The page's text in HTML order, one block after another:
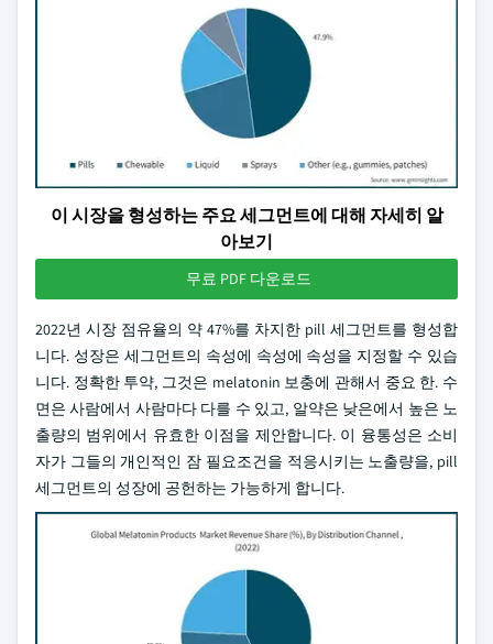
이 시장을 형성하는 주요 세그먼트에 대해 자세히 알
아보기
무료 PDF 다운로드
2022년 시장 점유율의 약 47%를 차지한 pill 세그먼트를 형성합
니다. 성장은 세그먼트의 속성에 속성에 속성을 지정할 수 있습
니다. 정확한 투약, 그것은 melatonin 보충에 관해서 중요 한. 수
면은 사람에서 사람마다 다를 수 있고, 알약은 낮은에서 높은 노
출량의 범위에서 유효한 이점을 제안합니다. 이 융통성은 소비
자가 그들의 개인적인 잠 필요조건을 적응시키는 노출량을, pill
세그먼트의 성장에 공헌하는 가능하게 합니다.